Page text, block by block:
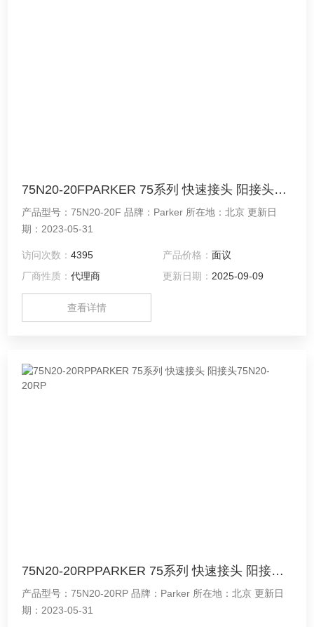
75N20-20FPARKER 75系列 快速接头 阳接头75N20-20F
产品型号：75N20-20F 品牌：Parker 所在地：北京 更新日
期：2023-05-31
访问次数：4395 产品价格： 面议
厂商性质：代理商 更新日期： 2025-09-09
查看详情
75N20-20RPPARKER 75系列 快速接头 阳接头75N20-20RP
产品型号：75N20-20RP 品牌：Parker 所在地：北京 更新日
期：2023-05-31